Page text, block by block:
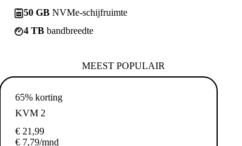
50 GB NVMe-schijfruimte
4 TB bandbreedte
MEEST POPULAIR
65% korting
KVM 2
€ 21,99
€ 7,79/mnd